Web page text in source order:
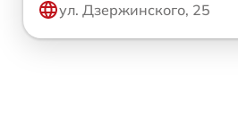
ул. Дзержинского, 25